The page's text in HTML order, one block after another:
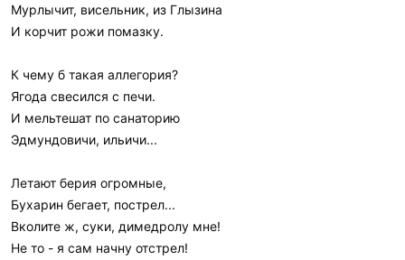
Мурлычит, висельник, из Глызина
И корчит рожи помазку.
К чему б такая аллегория?
Ягода свесился с печи.
И мельтешат по санаторию
Эдмундовичи, ильичи...
Летают берия огромные,
Бухарин бегает, пострел...
Вколите ж, суки, димедролу мне!
Не то - я сам начну отстрел!